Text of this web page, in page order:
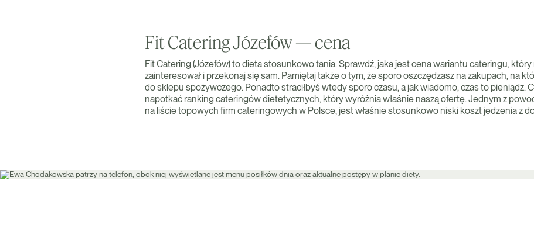
Fit Catering Józefów — cena
Fit Catering (Józefów) to dieta stosunkowo tania. Sprawdź, jaka jest cena wariantu cateringu, który
zainteresował i przekonaj się sam. Pamiętaj także o tym, że sporo oszczędzasz na zakupach, na
do sklepu spożywczego. Ponadto straciłbyś wtedy sporo czasu, a jak wiadomo, czas to pieniądz.
napotkać ranking cateringów dietetycznych, który wyróżnia właśnie naszą ofertę. Jednym z
na liście topowych firm cateringowych w Polsce, jest właśnie stosunkowo niski koszt jedzenia z